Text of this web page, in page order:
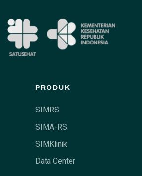
PRODUK
SIMRS
SIMA-RS
SIMKlinik
Data Center